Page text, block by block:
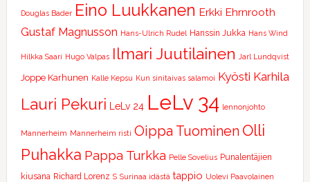
Douglas Bader Eino Luukkanen Erkki Ehrnrooth
Gustaf Magnusson Hans-Ulrich Rudel Hanssin Jukka Hans Wind
Hilkka Saari Hugo Valpas Ilmari Juutilainen Jarl Lundqvist
Joppe Karhunen Kalle Kepsu Kun sinitaivas salamoi Kyösti Karhila
Lauri Pekuri LeLv 24 LeLv 34 lennonjohto
Mannerheim Mannerheim risti Oippa Tuominen Olli
Puhakka Pappa Turkka Pelle Sovelius Punalentäjien
kiusana Richard Lorenz S Surinaa idästä tappio Uolevi Paavolainen